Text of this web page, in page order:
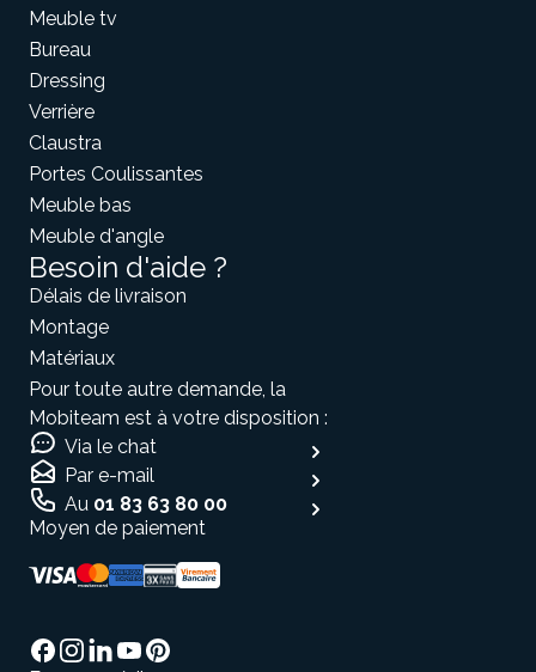
Meuble tv
Bureau
Dressing
Verrière
Claustra
Portes Coulissantes
Meuble bas
Meuble d'angle
Besoin d'aide ?
Délais de livraison
Montage
Matériaux
Pour toute autre demande, la
Mobiteam est à votre disposition :
Via le chat
Par e-mail
Au 01 83 63 80 00
Moyen de paiement
Salut c'est nous...
les Cookies !
ce site vous intéresse avant de vous